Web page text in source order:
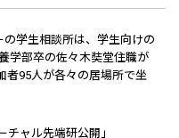
学生相談所は、学生向けの
学部卒の佐々木奘堂住職が
者95人が各々の居場所で坐
ャル先端研公開」